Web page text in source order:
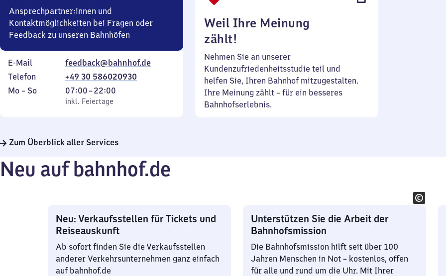
Ansprechpartner:innen und
Kontaktmöglichkeiten bei Fragen oder
Feedback zu unseren Bahnhöfen
E-Mail
feedback@bahnhof.de
Telefon
+49 30 586020930
Montag
Mo – So,
inkl. Feiertage
07:00–22:00
Von
7
22
inkl. Feiertage
Weil Ihre Meinung
zählt!
Nehmen Sie an unserer
Kundenzufriedenheitsstudie teil und
helfen Sie, Ihren Bahnhof mitzugestalten.
Ihre Meinung zählt – für ein besseres
Bahnhofserlebnis.
Zum Überblick aller Services
Neu auf bahnhof.de
Neu: Verkaufsstellen für Tickets und
Reiseauskunft
Ab sofort finden Sie die Verkaufsstellen
anderer Verkehrsunternehmen ganz einfach
auf bahnhof.de
Unterstützen Sie die Arbeit der
Bahnhofsmission
Die Bahnhofsmission hilft seit über 100
Jahren Menschen in Not – kostenlos, offen
für alle und rund um die Uhr. Mit Ihrer